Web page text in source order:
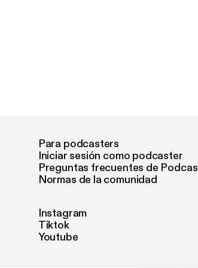
Para podcasters
Iniciar sesión como podcaster
Preguntas frecuentes de
Normas de la comunidad
Instagram
Tiktok
Youtube